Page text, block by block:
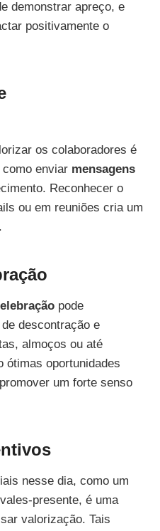
demonstrar apreço, e
positivamente o
os colaboradores é
enviar mensagens
Reconhecer o
ou em reuniões cria um
pode
descontração e
almoços ou até
ótimas oportunidades
um forte senso
nesse dia, como um
presente, é uma
valorização. Tais